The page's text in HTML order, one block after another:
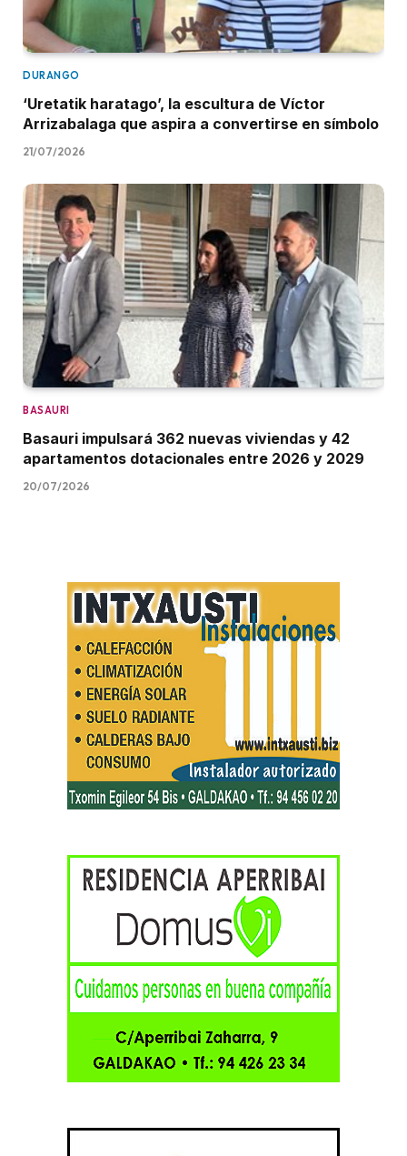
DURANGO
‘Uretatik haratago’, la escultura de Víctor
Arrizabalaga que aspira a convertirse en símbolo
21/07/2026
BASAURI
Basauri impulsará 362 nuevas viviendas y 42
apartamentos dotacionales entre 2026 y 2029
20/07/2026